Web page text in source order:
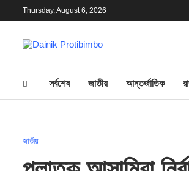
Thursday, August 6, 2026
সর্বশেষ জাতীয় আন্তর্জাতিক
জাতীয়